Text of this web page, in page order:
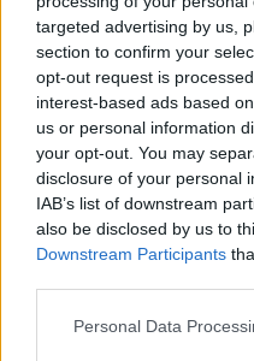
targeted advertising by us,
section to confirm your
opt-out request is
interest-based ads based
us or personal information
your opt-out. You may
disclosure of your personal
IAB’s list of downstream
also be disclosed by us to
Downstream Participants
Personal Data